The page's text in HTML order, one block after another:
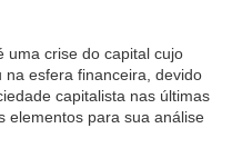
uma crise do capital cujo
esfera financeira, devido
capitalista nas últimas
elementos para sua análise